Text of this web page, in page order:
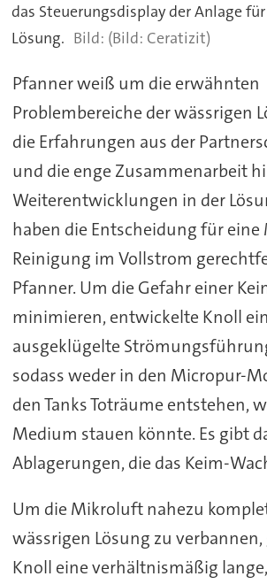
das Steuerungsdisplay der Anlage
Lösung.
(Bild: Ceratizit)
Pfanner weiß um die erwähnten
Problembereiche der wässrigen
die Erfahrungen aus der
und die enge Zusammenarbeit
Weiterentwicklungen in der
haben die Entscheidung für eine
Reinigung im Vollstrom
Pfanner. Um die Gefahr einer
minimieren, entwickelte Knoll
ausgeklügelte
sodass weder in den Micropur-
den Tanks Toträume entstehen,
Medium stauen könnte. Es gibt
Ablagerungen, die das Keim-
Um die Mikroluft nahezu
wässrigen Lösung zu
Knoll eine verhältnismäßig